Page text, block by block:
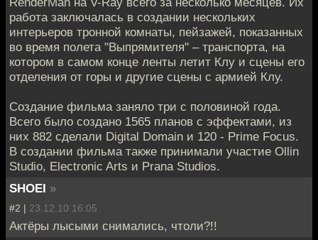
работа заключалась в создании нескольких
интерьеров тронной комнаты, пейзажей, показанных
во время полета "Выпрямителя" – транспорта, на
котором в самом конце ленты летит Клу и сцены его
отделения от горы и другие сцены с армией Клу.
Создание фильма заняло три с половиной года.
Всего было создано 1565 планов с эффектами, из
них 882 сделали Digital Domain и 120 - Prime Focus.
В создании фильма также принимали участие Ollin
Studio, Electronic Arts и Prana Studios.
SHOEI »
#2 | 23.12.10 16:05
Актёры лысыми снимались, чтоли?!!